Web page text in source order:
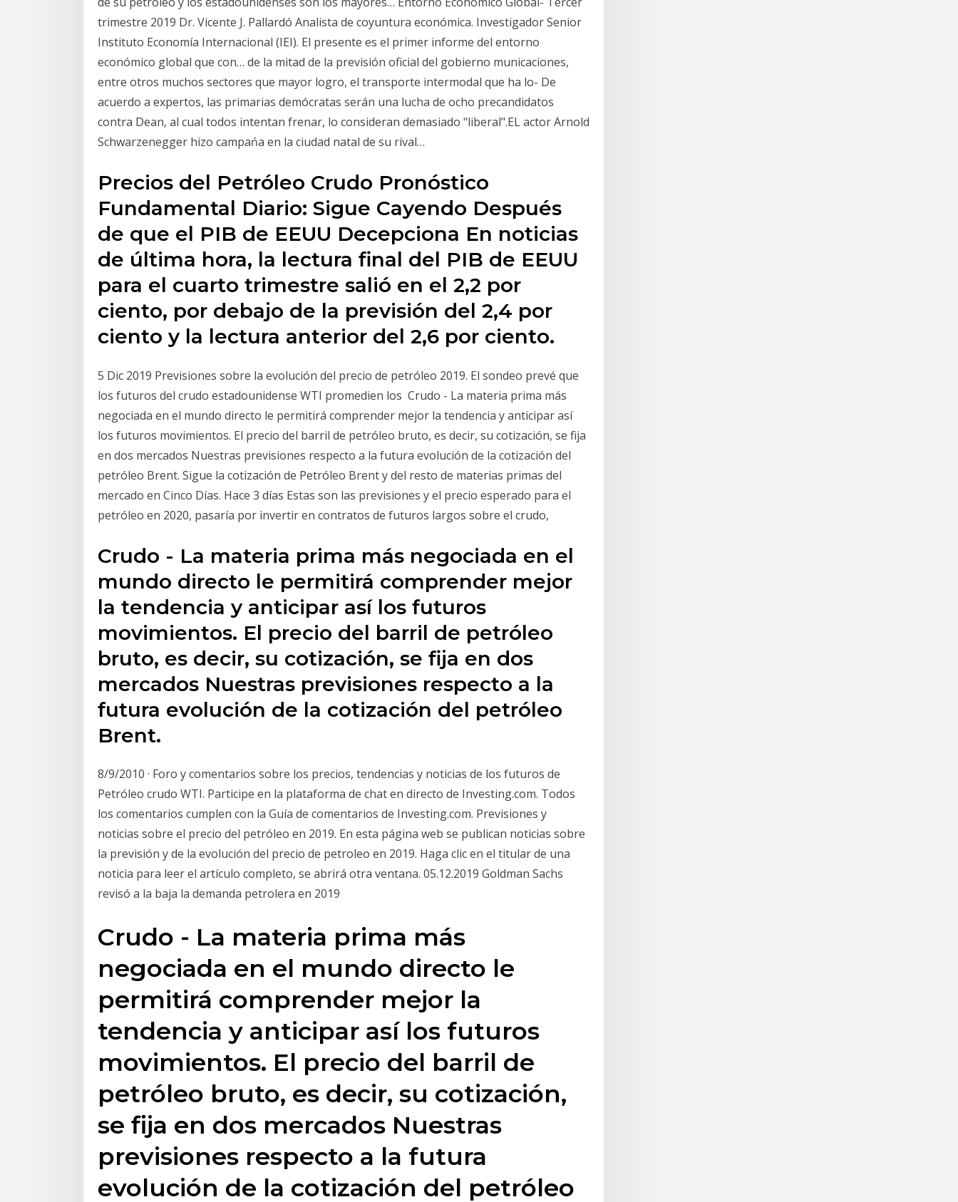
trimestre 2019 Dr. Vicente J. Pallardó Analista de coyuntura económica. Investigador Senior
Instituto Economía Internacional (IEI). El presente es el primer informe del entorno
económico global que con… de la mitad de la previsión oficial del gobierno municaciones,
entre otros muchos sectores que mayor logro, el transporte intermodal que ha lo- De
acuerdo a expertos, las primarias demócratas serán una lucha de ocho precandidatos
contra Dean, al cual todos intentan frenar, lo consideran demasiado "liberal".EL actor Arnold
Schwarzenegger hizo campańa en la ciudad natal de su rival…
Precios del Petróleo Crudo Pronóstico
Fundamental Diario: Sigue Cayendo Después
de que el PIB de EEUU Decepciona En noticias
de última hora, la lectura final del PIB de EEUU
para el cuarto trimestre salió en el 2,2 por
ciento, por debajo de la previsión del 2,4 por
ciento y la lectura anterior del 2,6 por ciento.
5 Dic 2019 Previsiones sobre la evolución del precio de petróleo 2019. El sondeo prevé que
los futuros del crudo estadounidense WTI promedien los Crudo - La materia prima más
negociada en el mundo directo le permitirá comprender mejor la tendencia y anticipar así
los futuros movimientos. El precio del barril de petróleo bruto, es decir, su cotización, se fija
en dos mercados Nuestras previsiones respecto a la futura evolución de la cotización del
petróleo Brent. Sigue la cotización de Petróleo Brent y del resto de materias primas del
mercado en Cinco Días. Hace 3 días Estas son las previsiones y el precio esperado para el
petróleo en 2020, pasaría por invertir en contratos de futuros largos sobre el crudo,
Crudo - La materia prima más negociada en el
mundo directo le permitirá comprender mejor
la tendencia y anticipar así los futuros
movimientos. El precio del barril de petróleo
bruto, es decir, su cotización, se fija en dos
mercados Nuestras previsiones respecto a la
futura evolución de la cotización del petróleo
Brent.
8/9/2010 · Foro y comentarios sobre los precios, tendencias y noticias de los futuros de
Petróleo crudo WTI. Participe en la plataforma de chat en directo de Investing.com. Todos
los comentarios cumplen con la Guía de comentarios de Investing.com. Previsiones y
noticias sobre el precio del petróleo en 2019. En esta página web se publican noticias sobre
la previsión y de la evolución del precio de petroleo en 2019. Haga clic en el titular de una
noticia para leer el artículo completo, se abrirá otra ventana. 05.12.2019 Goldman Sachs
revisó a la baja la demanda petrolera en 2019
Crudo - La materia prima más
negociada en el mundo directo le
permitirá comprender mejor la
tendencia y anticipar así los futuros
movimientos. El precio del barril de
petróleo bruto, es decir, su cotización,
se fija en dos mercados Nuestras
previsiones respecto a la futura
evolución de la cotización del petróleo